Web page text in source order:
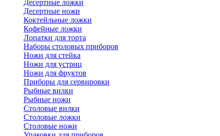
Десертные ложки
Десертные ножи
Коктейльные ложки
Кофейные ложки
Лопатки для торта
Наборы столовых приборов
Ножи для стейка
Ножи для устриц
Ножи для фруктов
Приборы для сервировки
Рыбные вилки
Рыбные ножи
Столовые вилки
Столовые ложки
Столовые ножи